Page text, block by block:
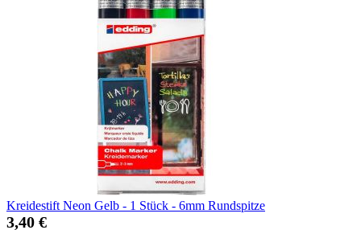
Kreidestift Neon Gelb - 1 Stück - 6mm Rundspitze
3,40 €